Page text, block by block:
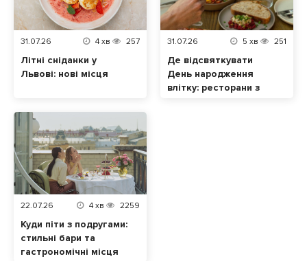
31.07.26 4 хв 257
Літні сніданки у
Львові: нові місця
31.07.26 5 хв 251
Де відсвяткувати
День народження
влітку: ресторани з
22.07.26 4 хв 2259
Куди піти з подругами:
стильні бари та
гастрономічні місця